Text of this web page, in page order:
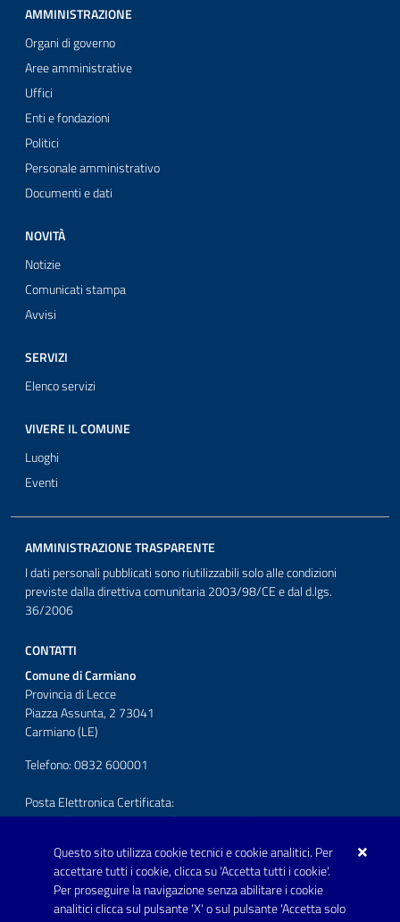
Questo sito utilizza cookie tecnici e cookie analitici. Per
accettare tutti i cookie, clicca su 'Accetta tutti i cookie'.
Per proseguire la navigazione senza abilitare i cookie
analitici clicca sul pulsante 'X' o sul pulsante 'Accetta solo
AMMINISTRAZIONE
Organi di governo
Aree amministrative
Uffici
Enti e fondazioni
Politici
Personale amministrativo
Documenti e dati
NOVITÀ
Notizie
Comunicati stampa
Avvisi
SERVIZI
Elenco servizi
VIVERE IL COMUNE
Luoghi
Eventi
AMMINISTRAZIONE TRASPARENTE
I dati personali pubblicati sono riutilizzabili solo alle condizioni
previste dalla direttiva comunitaria 2003/98/CE e dal d.lgs.
36/2006
CONTATTI
Comune di Carmiano
Provincia di Lecce
Piazza Assunta, 2 73041
Carmiano (LE)
Telefono: 0832 600001
Posta Elettronica Certificata:
protocollo.comunecarmiano@pec.rupar.puglia.it
URP - Ufficio Relazioni con il Pubblico
SEGUICI SU